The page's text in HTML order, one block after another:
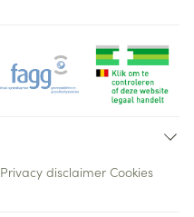
Privacy disclaimer Cookies